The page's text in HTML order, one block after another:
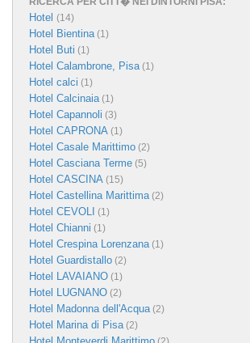
Hotel (14)
Hotel Bientina (1)
Hotel Buti (1)
Hotel Calambrone, Pisa (1)
Hotel calci (1)
Hotel Calcinaia (1)
Hotel Capannoli (3)
Hotel CAPRONA (1)
Hotel Casale Marittimo (2)
Hotel Casciana Terme (5)
Hotel CASCINA (15)
Hotel Castellina Marittima (2)
Hotel CEVOLI (1)
Hotel Chianni (1)
Hotel Crespina Lorenzana (1)
Hotel Guardistallo (2)
Hotel LAVAIANO (1)
Hotel LUGNANO (2)
Hotel Madonna dell'Acqua (2)
Hotel Marina di Pisa (2)